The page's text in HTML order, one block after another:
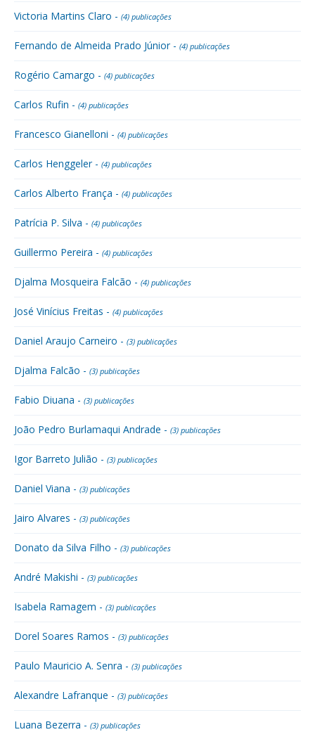
Victoria Martins Claro - (4) publicações
Fernando de Almeida Prado Júnior - (4) publicações
Rogério Camargo - (4) publicações
Carlos Rufin - (4) publicações
Francesco Gianelloni - (4) publicações
Carlos Henggeler - (4) publicações
Carlos Alberto França - (4) publicações
Patrícia P. Silva - (4) publicações
Guillermo Pereira - (4) publicações
Djalma Mosqueira Falcão - (4) publicações
José Vinícius Freitas - (4) publicações
Daniel Araujo Carneiro - (3) publicações
Djalma Falcão - (3) publicações
Fabio Diuana - (3) publicações
João Pedro Burlamaqui Andrade - (3) publicações
Igor Barreto Julião - (3) publicações
Daniel Viana - (3) publicações
Jairo Alvares - (3) publicações
Donato da Silva Filho - (3) publicações
André Makishi - (3) publicações
Isabela Ramagem - (3) publicações
Dorel Soares Ramos - (3) publicações
Paulo Mauricio A. Senra - (3) publicações
Alexandre Lafranque - (3) publicações
Luana Bezerra - (3) publicações